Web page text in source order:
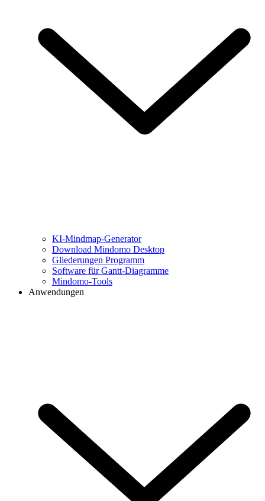
KI-Mindmap-Generator
Download Mindomo Desktop
Gliederungen Programm
Software für Gantt-Diagramme
Mindomo-Tools
Anwendungen